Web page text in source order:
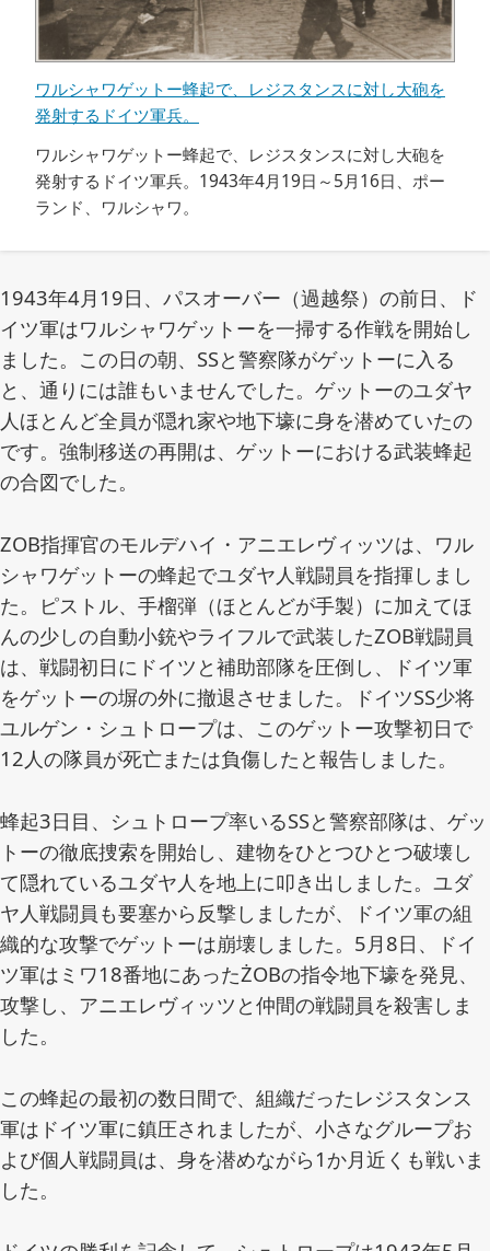
シ
ャ
ワ
ゲ
ッ
ト
ー
蜂
起
で、
ジ
ス
タ
ン
ス
に
対
し
砲
を
発
射
す
る
ド
イ
ツ
軍
ワルシャワゲットー蜂起で、レジスタンスに対し大砲を
発射するドイツ軍兵。
ワルシャワゲットー蜂起で、レジスタンスに対し大砲を
発射するドイツ軍兵。1943年4月19日～5月16日、ポー
ランド、ワルシャワ。
1943年4月19日、パスオーバー（過越祭）の前日、ド
イツ軍はワルシャワゲットーを一掃する作戦を開始し
ました。この日の朝、SSと警察隊がゲットーに入る
と、通りには誰もいませんでした。ゲットーのユダヤ
人ほとんど全員が隠れ家や地下壕に身を潜めていたの
です。強制移送の再開は、ゲットーにおける武装蜂起
の合図でした。
ZOB指揮官のモルデハイ・アニエレヴィッツは、ワル
シャワゲットーの蜂起でユダヤ人戦闘員を指揮しまし
た。ピストル、手榴弾（ほとんどが手製）に加えてほ
んの少しの自動小銃やライフルで武装したZOB戦闘員
は、戦闘初日にドイツと補助部隊を圧倒し、ドイツ軍
をゲットーの塀の外に撤退させました。ドイツSS少将
ユルゲン・シュトロープは、このゲットー攻撃初日で
12人の隊員が死亡または負傷したと報告しました。
蜂起3日目、シュトロープ率いるSSと警察部隊は、ゲッ
トーの徹底捜索を開始し、建物をひとつひとつ破壊し
て隠れているユダヤ人を地上に叩き出しました。ユダ
ヤ人戦闘員も要塞から反撃しましたが、ドイツ軍の組
織的な攻撃でゲットーは崩壊しました。5月8日、ドイ
ツ軍はミワ18番地にあったŻOBの指令地下壕を発見、
攻撃し、アニエレヴィッツと仲間の戦闘員を殺害しま
した。
この蜂起の最初の数日間で、組織だったレジスタンス
軍はドイツ軍に鎮圧されましたが、小さなグループお
よび個人戦闘員は、身を潜めながら1か月近くも戦いま
した。